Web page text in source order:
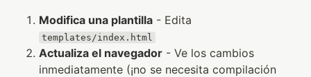
Modifica una plantilla - Edita
templates/index.html
Actualiza el navegador - Ve los cambios
inmediatamente (¡no se necesita compilación